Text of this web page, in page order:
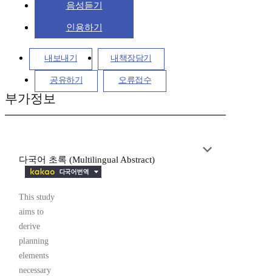
음성듣기
인용하기
내보내기 내책장담기
공유하기 오류접수
부가정보
다국어 초록 (Multilingual Abstract)
This study
aims to
derive
planning
elements
necessary